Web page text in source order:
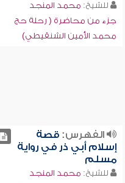
للشيخ: محمد المنجد
جزء من محاضرة ( رحلة حج
محمد الأمين الشنقيطي)
الفهرس:قصة
إسلام أبي ذر في رواية
مسلم
للشيخ: محمد المنجد